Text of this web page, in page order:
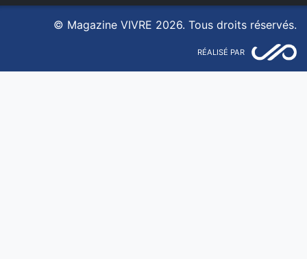
© Magazine VIVRE 2026. Tous droits réservés.
RÉALISÉ PAR